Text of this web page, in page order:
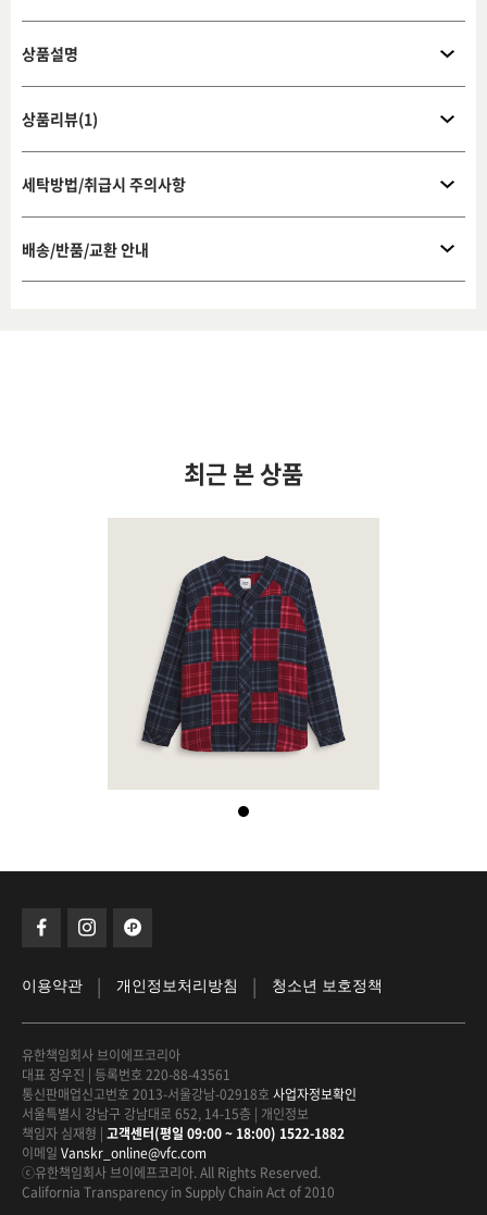
상품설명
상품리뷰(1)
세탁방법/취급시 주의사항
배송/반품/교환 안내
최근 본 상품
이용약관 | 개인정보처리방침 | 청소년 보호정책
유한책임회사 브이에프코리아
대표 장우진 | 등록번호 220-88-43561
통신판매업신고번호 2013-서울강남-02918호 사업자정보확인
서울특별시 강남구 강남대로 652, 14-15층 | 개인정보
책임자 심재형 | 고객센터(평일 09:00 ~ 18:00) 1522-1882
이메일 Vanskr_online@vfc.com
ⓒ유한책임회사 브이에프코리아. All Rights Reserved.
California Transparency in Supply Chain Act of 2010